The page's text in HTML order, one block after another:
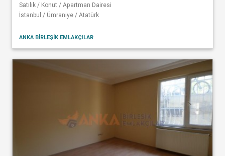
Satılık / Konut / Apartman Dairesi
İstanbul / Ümraniye / Atatürk
ANKA BİRLEŞİK EMLAKÇILAR